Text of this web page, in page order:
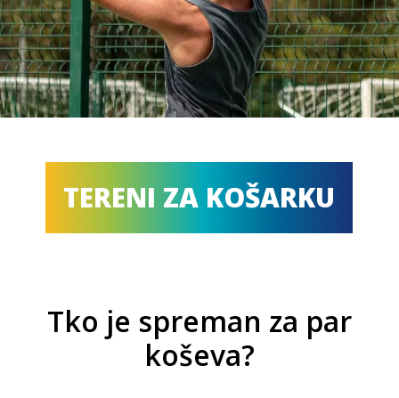
TERENI ZA KOŠARKU
Tko je spreman za par
koševa?